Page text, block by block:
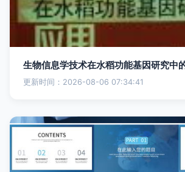
生物信息学技术在水稻功能基因研究中
更新时间：2026-08-06 07:34:41